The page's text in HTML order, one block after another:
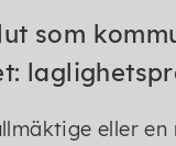
som
eller